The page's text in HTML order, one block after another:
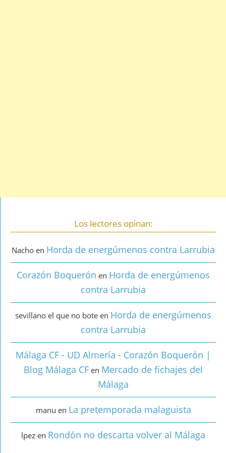
Los lectores opinan:
Nacho en Horda de energúmenos contra Larrubia
Corazón Boquerón en Horda de energúmenos
contra Larrubia
sevillano el que no bote en Horda de energúmenos
contra Larrubia
Málaga CF - UD Almería - Corazón Boquerón |
Blog Málaga CF en Mercado de fichajes del
Málaga
manu en La pretemporada malaguista
lpez en Rondón no descarta volver al Málaga